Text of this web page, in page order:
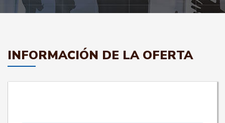
INFORMACIÓN DE LA OFERTA